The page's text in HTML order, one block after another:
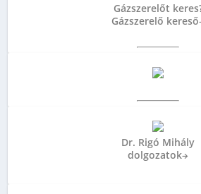
Gázszerelőt
Gázszerelő kereső
Dr. Rigó Mihály
dolgozatok→